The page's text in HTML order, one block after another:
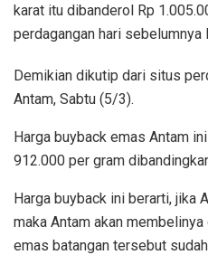
karat itu dibanderol Rp
perdagangan hari sebelumnya
Demikian dikutip dari situs
Antam, Sabtu (5/3).
Harga buyback emas Antam
912.000 per gram
Harga buyback ini berarti, jika
maka Antam akan
emas batangan tersebut